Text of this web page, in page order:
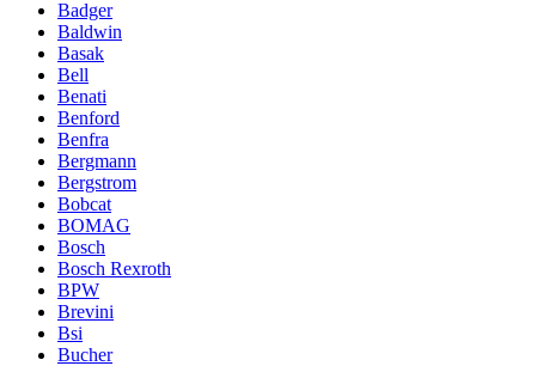
Badger
Baldwin
Basak
Bell
Benati
Benford
Benfra
Bergmann
Bergstrom
Bobcat
BOMAG
Bosch
Bosch Rexroth
BPW
Brevini
Bsi
Bucher